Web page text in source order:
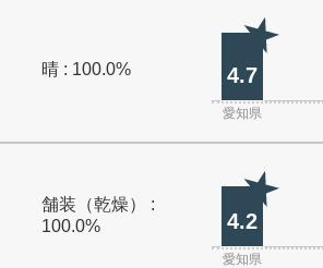
晴 : 100.0% 4.7
愛知県
舗装（乾燥） :
100.0%
4.2
愛知県